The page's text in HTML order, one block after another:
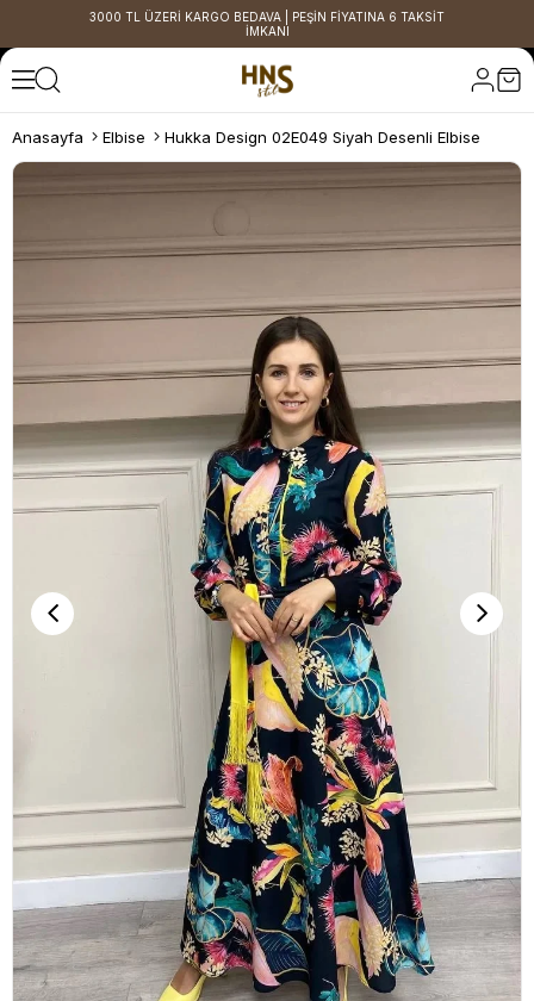
3000 TL ÜZERİ KARGO BEDAVA | PEŞİN FİYATINA 6 TAKSİT
İMKANI
Anasayfa Elbise Hukka Design 02E049 Siyah Desenli Elbise